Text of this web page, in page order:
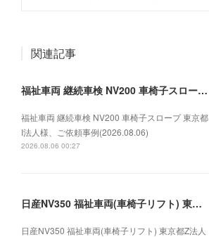
関連記事
福祉車両 継続車検 NV200 車椅子スロープ 東京都I法人様、ご依頼事例(2026.08.06)
福祉車両 継続車検 NV200 車椅子スロープ 東京都
I法人様、ご依頼事例(2026.08.06)
2026.08.06 00:27
日産NV350 福祉車両(車椅子リフト) 東京都Z法人様より定期点検ご依頼事例(2026.07.30)
日産NV350 福祉車両(車椅子リフト) 東京都Z法人